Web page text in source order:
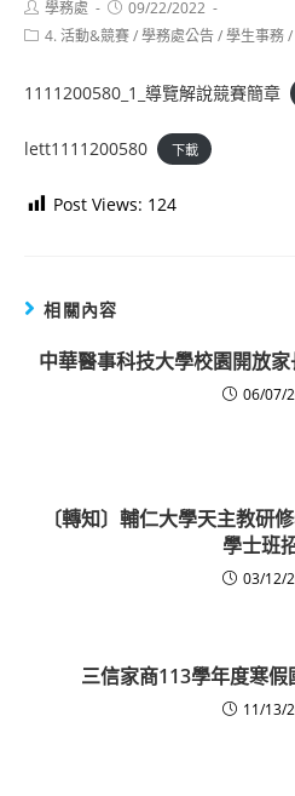
Post
author:
學務處
Post
published:
09/22/2022
Post4. 活動&競賽/學務處公告/學生事務/
1111200580_1_導覽解說競賽簡章
lett1111200580 下載
Post Views: 124
相關內容
中華醫事科技大學校園開放
06/07/
〔轉知〕輔仁大學天主教研
學士班
03/12/
三信家商113學年度寒
11/13/